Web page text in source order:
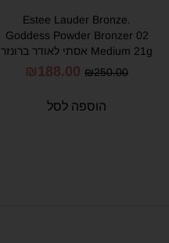
.Estee Lauder Bronze
Goddess Powder Bronzer 02
Medium 21g אסתי לאודר ברונזר
02 ₪250.00
₪188.00
הוספה לסל